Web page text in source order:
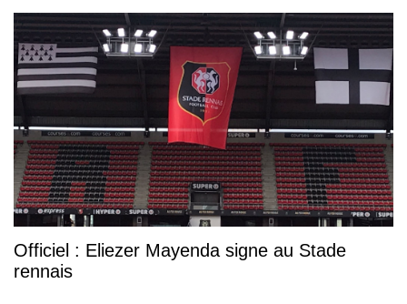
Officiel : Eliezer Mayenda signe au Stade
rennais